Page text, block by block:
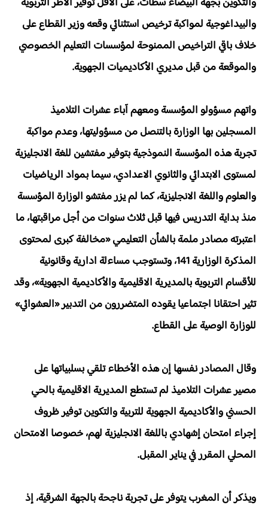
والبيداغوجية لمواكبة ترخيص استثنائي وقعه وزير القطاع على
خلاف باقي التراخيص الممنوحة لمؤسسات التعليم الخصوصي
والموقعة من قبل مديري الأكاديميات الجهوية.
واتهم مسؤولو المؤسسة ومعهم آباء عشرات التلاميذ
المسجلين بها الوزارة بالتنصل من مسؤوليتها، وعدم مواكبة
تجربة هذه المؤسسة النموذجية بتوفير مفتشين للغة الانجليزية
لمستوى الابتدائي والثانوي الاعدادي، سيما بمواد الرياضيات
والعلوم واللغة الانجليزية، كما لم يزر مفتشو الوزارة المؤسسة
منذ بداية التدريس فيها قبل ثلاث سنوات من أجل مراقبتها، ما
اعتبرته مصادر ملمة بالشأن التعليمي «مخالفة كبرى لمحتوى
المذكرة الوزارية 141، وتستوجب مساءلة ادارية وقانونية
للأقسام التربوية بالمديرية الاقليمية والأكاديمية الجهوية»، وقد
تثير احتقانا اجتماعيا يقوده المتضررون من التدبير «العشوائي»
للوزارة الوصية على القطاع.
وقال المصادر نفسها إن هذه الأخطاء تلقي بسلبياتها على
مصير عشرات التلاميذ لم تستطع المديرية الاقليمية بالحي
الحسني والأكاديمية الجهوية للتربية والتكوين توفير ظروف
إجراء امتحان إشهادي باللغة الانجليزية لهم، خصوصا الامتحان
المحلي المقرر في يناير المقبل.
ويذكر أن المغرب يتوفر على تجربة ناجحة بالجهة الشرقية، إذ